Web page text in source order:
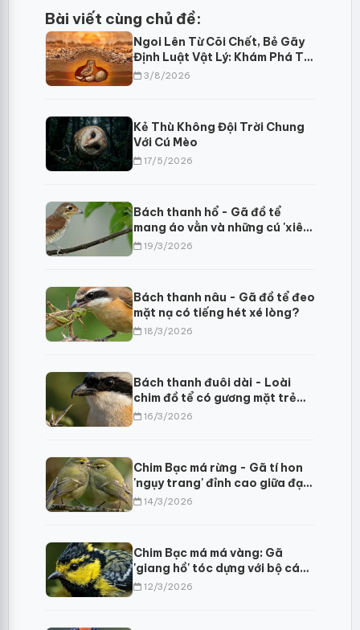
Bài viết cùng chủ đề:
Ngoi Lên Từ Cõi Chết, Bẻ Gãy
Định Luật Vật Lý: Khám Phá Trí
Tuệ Sinh Tồn Của Choi Choi Ai
3/8/2026
Kẻ Thù Không Đội Trời Chung
Với Cú Mèo
17/5/2026
Bách thanh hổ - Gã đồ tể
mang áo vằn và những cú 'xiên'
mồi đáng sợ?
19/3/2026
Bách thanh nâu - Gã đồ tể đeo
mặt nạ có tiếng hét xé lòng?
18/3/2026
Bách thanh đuôi dài - Loài
chim đồ tể có gương mặt trẻ
thơ16/3/2026
Chim Bạc má rừng - Gã tí hon
'ngụy trang' đỉnh cao giữa đại
ngàn Himalaya
14/3/2026
Chim Bạc má má vàng: Gã
'giang hồ' tóc dựng với bộ cánh
thêu hoa dệt gấm
12/3/2026